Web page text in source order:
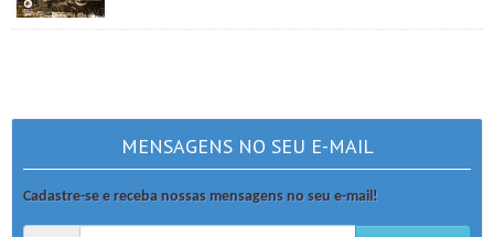
MENSAGENS NO SEU E-MAIL
Cadastre-se e receba nossas mensagens no seu e-mail!